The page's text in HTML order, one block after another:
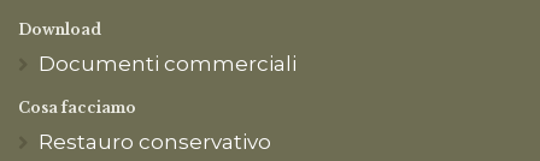
Download
Documenti commerciali
Cosa facciamo
Restauro conservativo